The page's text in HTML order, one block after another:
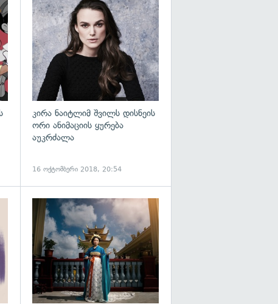
კირა ნაიტლიმ შვილს დისნეის
ორი ანიმაციის ყურება
აუკრძალა
16 ოქტომბერი 2018, 20:54